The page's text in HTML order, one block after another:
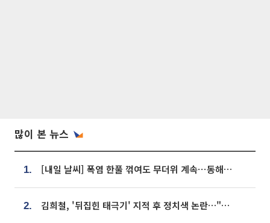
많이 본 뉴스
1. [내일 날씨] 폭염 한풀 꺾여도 무더위 계속⋯동해안 이틀 연속 비
2. 김희철, '뒤집힌 태극기' 지적 후 정치색 논란…"좌우 떠나 우리나라 국기"